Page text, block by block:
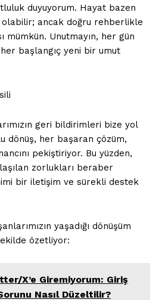
Ses !!!
duyuyorum. Hayat bazen
ancak doğru rehberlikle
mümkün. Unutmayın, her gün
başlangıç yeni bir umut
geri bildirimleri bize yol
dönüş, her başaran çözüm,
pekiştiriyor. Bu yüzden,
zorlukları beraber
bir iletişim ve sürekli destek
yaşadığı dönüşüm
özetliyor:
X’e Giremiyorum: Giriş
Nasıl Düzeltilir?